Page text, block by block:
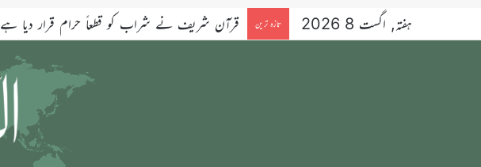
ہفتہ, اگست 8 2026 تازہ ترین قرآن شریف نے شراب کو قطعاً حرام قرار دیا ہے